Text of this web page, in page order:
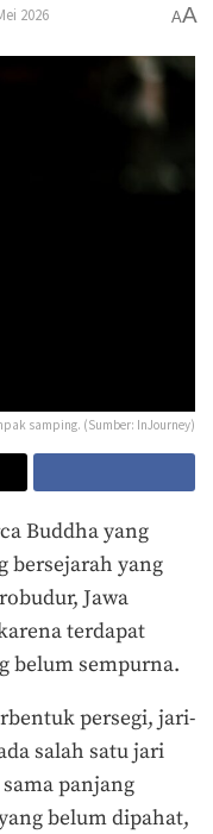
2026 AA
samping. (Sumber: InJourney)
Buddha yang
bersejarah yang
Jawa
terdapat
belum sempurna.
persegi, jari-
salah satu jari
panjang
belum dipahat,